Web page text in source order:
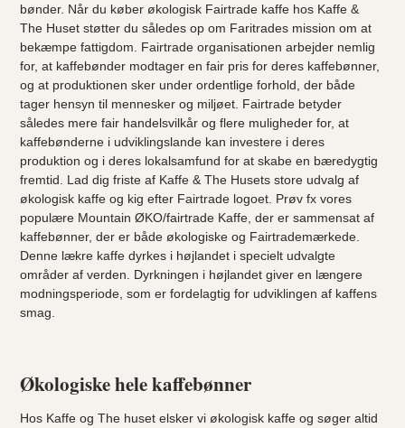
bønder. Når du køber økologisk Fairtrade kaffe hos Kaffe &
The Huset støtter du således op om Faritrades mission om at
bekæmpe fattigdom. Fairtrade organisationen arbejder nemlig
for, at kaffebønder modtager en fair pris for deres kaffebønner,
og at produktionen sker under ordentlige forhold, der både
tager hensyn til mennesker og miljøet. Fairtrade betyder
således mere fair handelsvilkår og flere muligheder for, at
kaffebønderne i udviklingslande kan investere i deres
produktion og i deres lokalsamfund for at skabe en bæredygtig
fremtid. Lad dig friste af Kaffe & The Husets store udvalg af
økologisk kaffe og kig efter Fairtrade logoet. Prøv fx vores
populære Mountain ØKO/fairtrade Kaffe, der er sammensat af
kaffebønner, der er både økologiske og Fairtrademærkede.
Denne lækre kaffe dyrkes i højlandet i specielt udvalgte
områder af verden. Dyrkningen i højlandet giver en længere
modningsperiode, som er fordelagtig for udviklingen af kaffens
smag.
Økologiske hele kaffebønner
Hos Kaffe og The huset elsker vi økologisk kaffe og søger altid